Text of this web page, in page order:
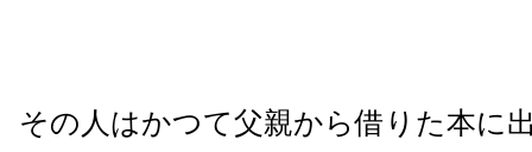
その人はかつて父親から借りた本に